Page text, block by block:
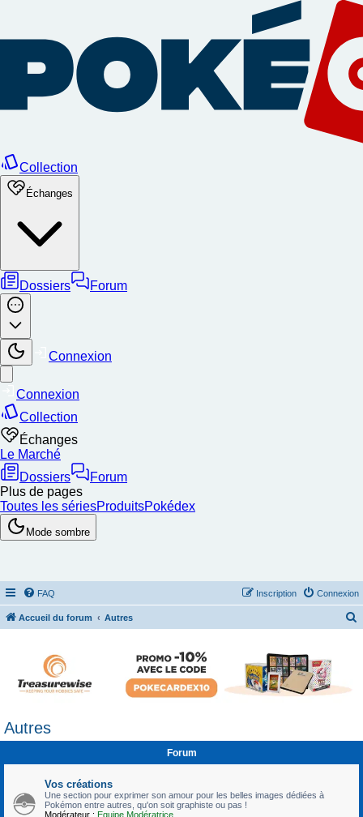
FAQ Connexion
Inscription
Accueil du forum Autres
Autres
Forum
Vos créations
Une section pour exprimer son amour pour les belles images dédiées à
Pokémon entre autres, qu'on soit graphiste ou pas !
Modérateur : Equipe Modératrice